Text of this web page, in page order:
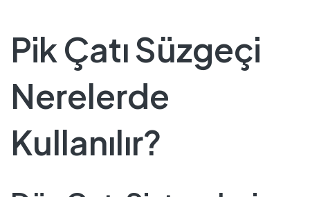
Pik Çatı Süzgeçi
Nerelerde
Kullanılır?